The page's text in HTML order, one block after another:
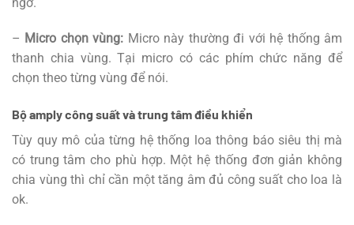
– Micro chọn vùng: Micro này thường đi với hệ thống âm
thanh chia vùng. Tại micro có các phím chức năng để
chọn theo từng vùng để nói.
Bộ amply công suất và trung tâm điều khiển
Tùy quy mô của từng hệ thống loa thông báo siêu thị mà
có trung tâm cho phù hợp. Một hệ thống đơn giản không
chia vùng thì chỉ cần một tăng âm đủ công suất cho loa là
ok.